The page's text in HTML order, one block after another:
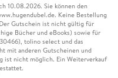
10.08.2026. Sie können den
Keine Bestellung
Gutschein ist nicht gültig für
Bücher und eBooks) sowie für
tolino select und das
mit anderen Gutscheinen und
ist nicht möglich. Ein Weiterverkauf